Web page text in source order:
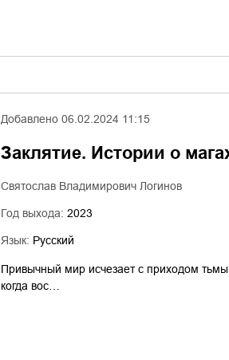
Добавлено 06.02.2024 11:15
Заклятие. Истории о
Святослав Владимирович Логинов
Год выхода: 2023
Язык: Русский
Привычный мир исчезает с приходом тьмы
когда вос…